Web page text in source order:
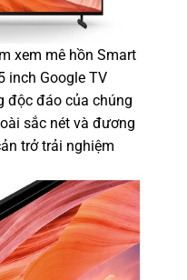
xem mê hồn Smart
inch Google TV
độc đáo của chúng
sắc nét và đương
trở trải nghiệm